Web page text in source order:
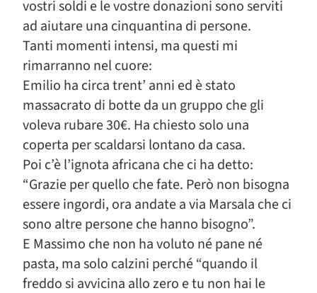
vostri soldi e le vostre donazioni sono serviti
ad aiutare una cinquantina di persone.
Tanti momenti intensi, ma questi mi
rimarranno nel cuore:
Emilio ha circa trent’ anni ed è stato
massacrato di botte da un gruppo che gli
voleva rubare 30€. Ha chiesto solo una
coperta per scaldarsi lontano da casa.
Poi c’è l’ignota africana che ci ha detto:
“Grazie per quello che fate. Però non bisogna
essere ingordi, ora andate a via Marsala che ci
sono altre persone che hanno bisogno”.
E Massimo che non ha voluto né pane né
pasta, ma solo calzini perché “quando il
freddo si avvicina allo zero e tu non hai le